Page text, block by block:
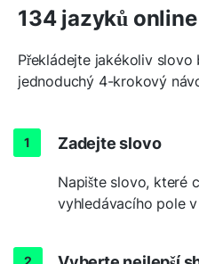
134 jazyků online
Překládejte jakékoliv slovo
jednoduchý 4-krokový
Zadejte slovo
Napište slovo, které
vyhledávacího pole